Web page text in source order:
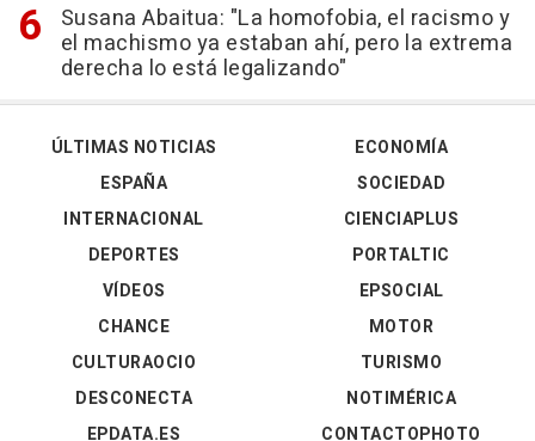
Susana Abaitua: "La homofobia, el racismo y
el machismo ya estaban ahí, pero la extrema
derecha lo está legalizando"
ÚLTIMAS NOTICIAS
ESPAÑA
INTERNACIONAL
DEPORTES
VÍDEOS
ECONOMÍA
SOCIEDAD
CIENCIAPLUS
PORTALTIC
EPSOCIAL
CHANCE
CULTURAOCIO
DESCONECTA
EPDATA.ES
MOTOR
TURISMO
NOTIMÉRICA
CONTACTOPHOTO